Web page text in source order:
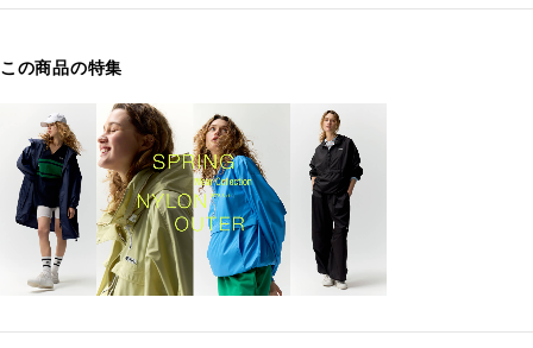
この商品の特集